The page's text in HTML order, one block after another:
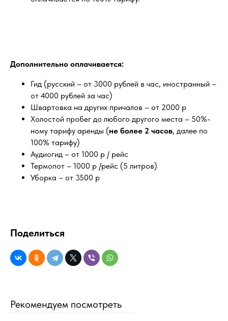
Дополнительно оплачивается:
Гид (русский – от 3000 рублей в час, иностранный –
от 4000 рублей за час)
Швартовка на других причалов – от 2000 р
Холостой пробег до любого другого места – 50%-
ному тарифу аренды (не более 2 часов, далее по
100% тарифу)
Аудиогид – от 1000 р / рейс
Термопот – 1000 р /рейс (5 литров)
Уборка – от 3500 р
Поделиться
Рекомендуем посмотреть